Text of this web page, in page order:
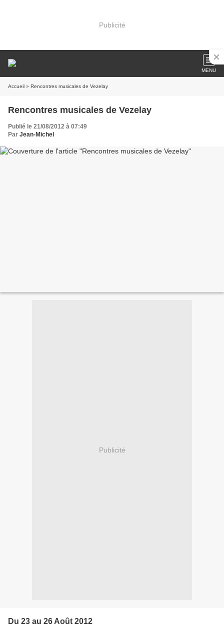
Publicité
MENU
Accueil » Rencontres musicales de Vezelay
Rencontres musicales de Vezelay
Publié le 21/08/2012 à 07:49
Par Jean-Michel
Publicité
Du 23 au 26 Août 2012